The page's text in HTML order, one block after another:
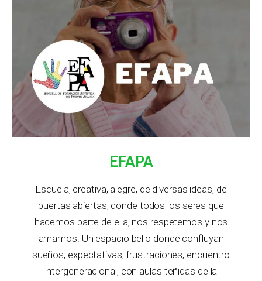
EFAPA
Escuela, creativa, alegre, de diversas ideas, de
puertas abiertas, donde todos los seres que
hacemos parte de ella, nos respetemos y nos
amamos. Un espacio bello donde confluyan
sueños, expectativas, frustraciones, encuentro
intergeneracional, con aulas teñidas de la